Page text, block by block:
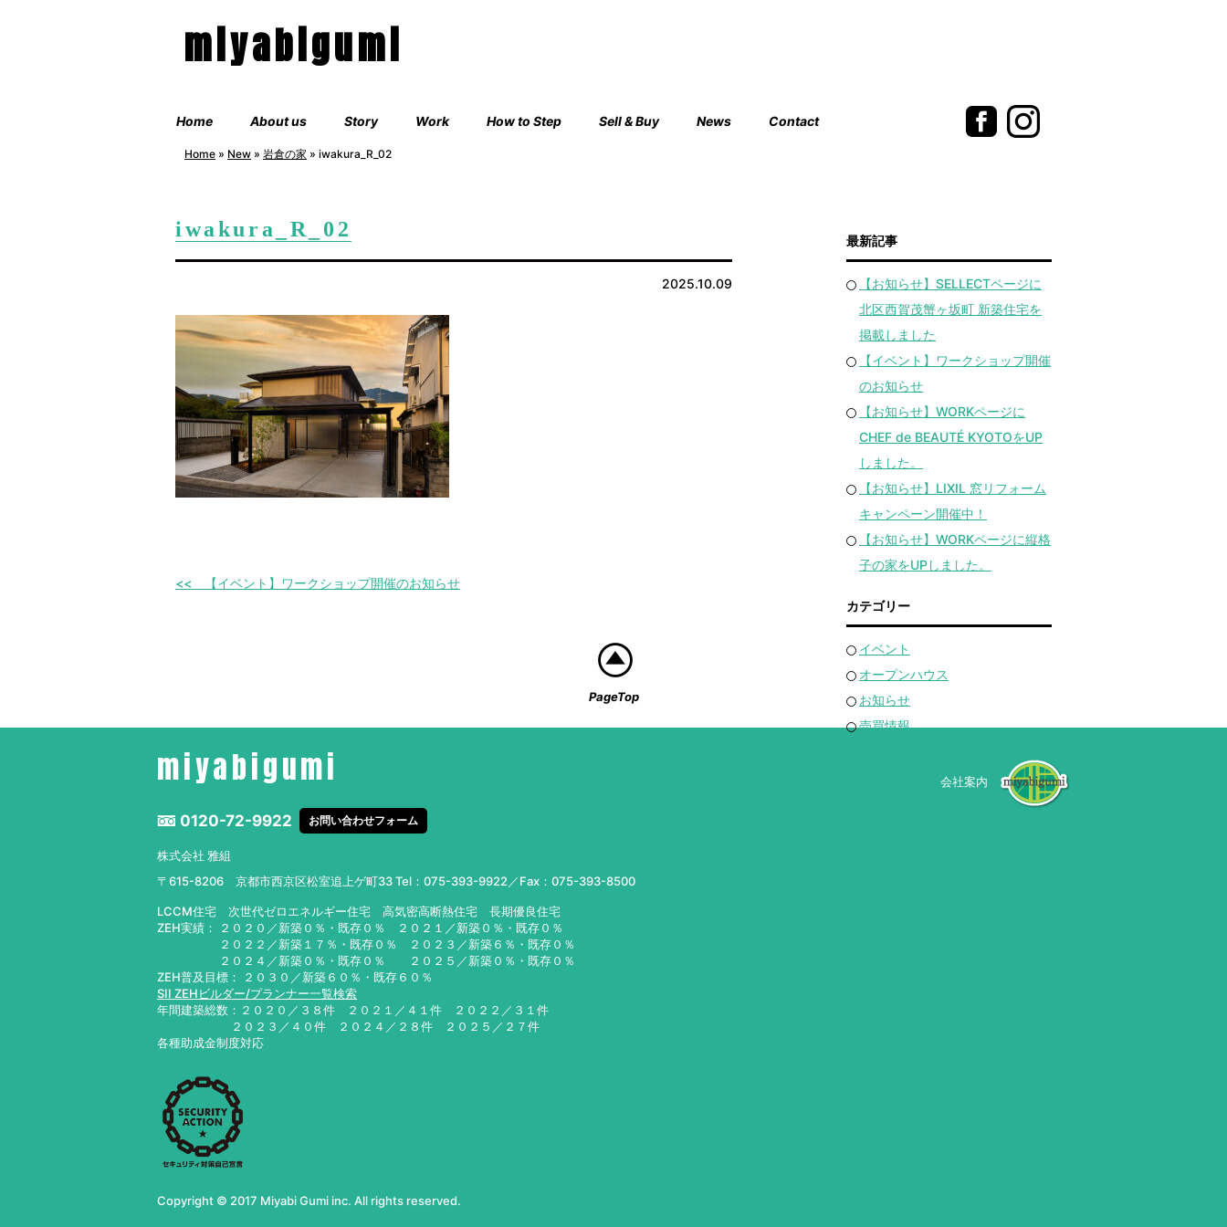
miyabigumi
Home About us Story Work How to Step Sell & Buy News Contact
Home » New » 岩倉の家 » iwakura_R_02
iwakura_R_02
2025.10.09
【イベント】ワークショップ開催のお知らせ
最新記事
【お知らせ】SELLECTページに
北区西賀茂蟹ヶ坂町 新築住宅を
掲載しました
【イベント】ワークショップ開催
のお知らせ
【お知らせ】WORKページに
CHEF de BEAUTÉ KYOTOをUP
しました。
【お知らせ】LIXIL 窓リフォーム
キャンペーン開催中！
【お知らせ】WORKページに縦格
子の家をUPしました。
カテゴリー
イベント
オープンハウス
お知らせ
売買情報
PageTop
miyabigumi
0120-72-9922 お問い合わせフォーム
株式会社 雅組
〒615-8206 京都市西京区松室追上ゲ町33Tel： 075-393-9922 ／Fax：075-393-8500
LCCM住宅 次世代ゼロエネルギー住宅 高気密高断熱住宅 長期優良住宅
ZEH実績： ２０２０／新築０％・既存０％ ２０２１／新築０％・既存０％
２０２２／新築１７％・既存０％ ２０２３／新築６％・既存０％
２０２４／新築０％・既存０％ ２０２５／新築０％・既存０％
ZEH普及目標： ２０３０／新築６０％・既存６０％
SII ZEHビルダー/プランナー一覧検索
年間建築総数：２０２０／３８件 ２０２１／４１件 ２０２２／３１件
２０２３／４０件 ２０２４／２８件 ２０２５／２７件
各種助成金制度対応
会社案内
Copyright © 2017 Miyabi Gumi inc. All rights reserved.